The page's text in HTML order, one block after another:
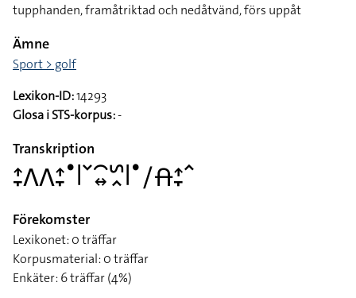
tupphanden, framåtriktad och nedåtvänd, förs uppåt
Ämne
Sport > golf
Lexikon-ID:14293
Glosa i STS-korpus:-
Transkription
􌤴􌥙􌤣􌤣􌤴􌥙􌤟􌥼􌥧􌥯􌦉􌥲􌥿􌥼􌤟􌥠􌤯􌤴􌥙􌥦
Förekomster
Lexikonet: 0 träffar
Korpusmaterial: 0 träffar
Enkäter: 6 träffar (4%)